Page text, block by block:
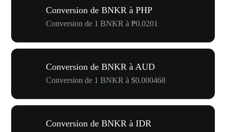
Conversion de BNKR à PHP
Conversion de 1 BNKR à ₱0.0201
Conversion de BNKR à AUD
Conversion de 1 BNKR à $0.000468
Conversion de BNKR à IDR